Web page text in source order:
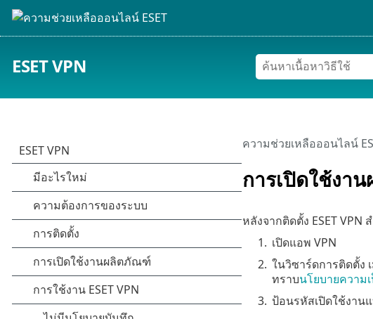
ESET VPN
การเปิดใช้งา
ความช่วยเหลือออนไลน์
หลังจากติดตั้ง ESET VPN
1. เปิดแอพ VPN
2. ในวิซาร์ดการติดตั้ง
ทราบนโยบายความ
3. ป้อนรหัสเปิดใช้งาน